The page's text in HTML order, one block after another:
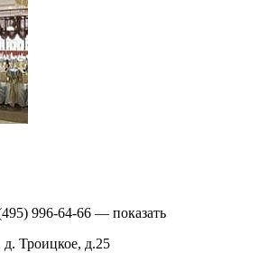
996-64-66 — показать
Троицкое, д.25